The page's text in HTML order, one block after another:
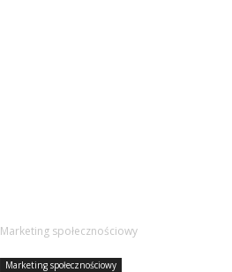
Marketing społecznościowy
Marketing społecznościowy